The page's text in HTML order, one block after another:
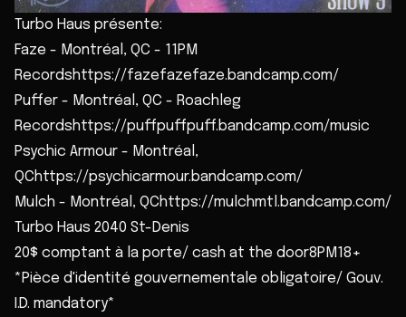
Turbo Haus présente:
Faze - Montréal, QC - 11PM
Recordshttps://fazefazefaze.bandcamp.com/
Puffer - Montréal, QC - Roachleg
Recordshttps://puffpuffpuff.bandcamp.com/music
Psychic Armour - Montréal,
QChttps://psychicarmour.bandcamp.com/
Mulch - Montréal, QChttps://mulchmtl.bandcamp.com/
Turbo Haus 2040 St-Denis
20$ comptant à la porte/ cash at the door8PM18+
*Pièce d'identité gouvernementale obligatoire/ Gouv.
I.D. mandatory*